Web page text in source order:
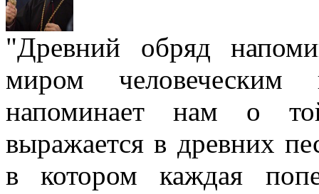
"Древний обряд
миром
напоминает нам о
выражается в древних
в котором каждая